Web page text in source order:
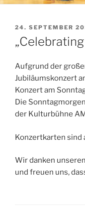
VERÖFFENTLICHT
AM
24. SEPTEMBER
Aufgrund der
Jubiläumskonzert
Konzert am
Die
der Kulturbühne
Konzertkarten sind
Wir danken
und freuen uns,